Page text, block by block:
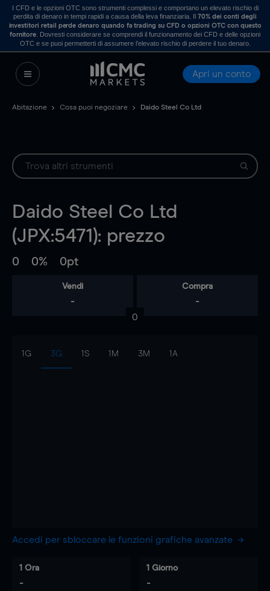
I CFD e le opzioni OTC sono strumenti complessi e comportano un elevato rischio di
perdita di denaro in tempi rapidi a causa della leva finanziaria. Il70% dei conti degli
investitori retail perde denaro quando fa trading su CFD o opzioni OTC con questo
fornitore . Dovresti considerare se comprendi il funzionamento dei CFD e delle opzioni
OTC e se puoi permetterti di assumere l’elevato rischio di perdere il tuo denaro.
Apri un conto
Abitazione Cosa puoi negoziare Daido Steel Co Ltd
Daido Steel Co Ltd
(JPX:5471): prezzo
0 0% 0pt
Vendi
-
Compra
-
0
1G 3G 1S 1M 3M 1A
Accedi per sbloccare le funzioni grafiche avanzate
1 Ora
-
1 Giorno
-